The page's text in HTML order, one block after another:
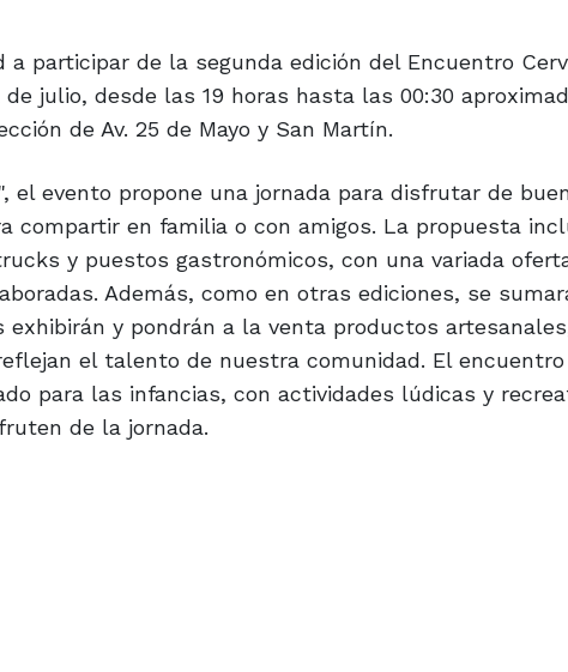
participar de la segunda edición del Encuentro
julio, desde las 19 horas hasta las 00:30
de Av. 25 de Mayo y San Martín.
el evento propone una jornada para disfrutar de
compartir en familia o con amigos. La propuesta
y puestos gastronómicos, con una variada
Además, como en otras ediciones, se
y pondrán a la venta productos
el talento de nuestra comunidad. El
para las infancias, con actividades lúdicas y
de la jornada.